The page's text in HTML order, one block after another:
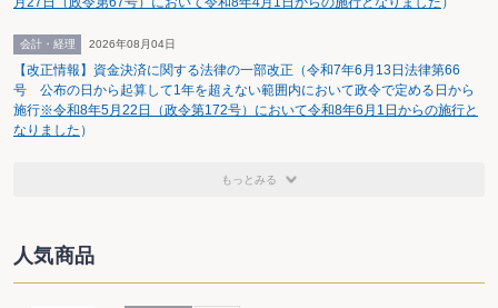
会計・経理 2026年08月04日
【改正情報】資金決済に関する法律の一部改正（令和7年6月13日法律第66
号 公布の日から起算して1年を超えない範囲内において政令で定める日から
施行※令和8年5月22日（政令第172号）において令和8年6月1日からの施行と
なりました ）
もっとみる
人気商品